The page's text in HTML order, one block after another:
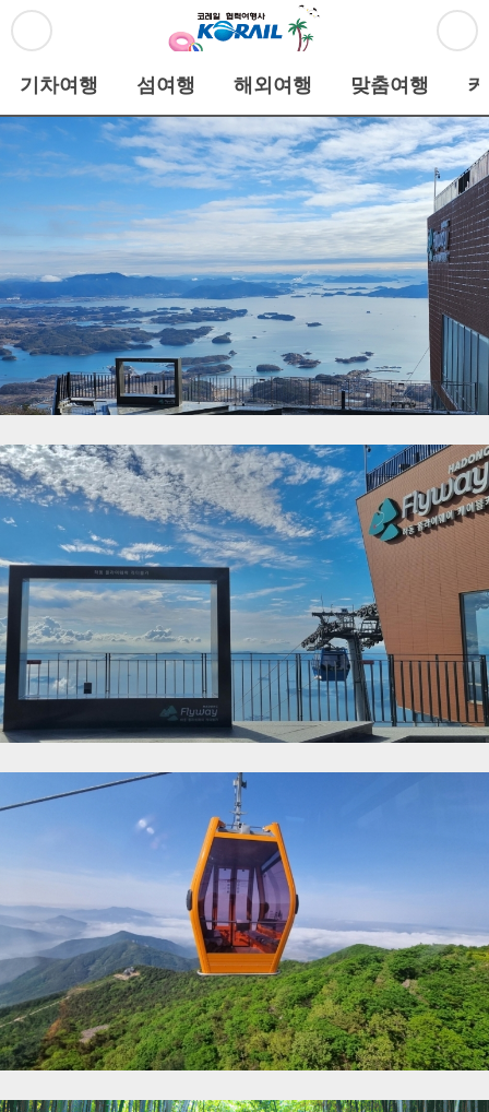
기차여행 섬여행 해외여행 맞춤여행